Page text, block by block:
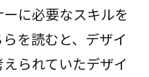
に必要なスキルを
を読むと、デザイ
られていたデザイ